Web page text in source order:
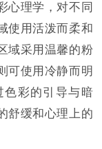
心理学，对不同
使用活泼而柔和
域采用温馨的粉
可使用冷静而明
色彩的引导与暗
舒缓和心理上的